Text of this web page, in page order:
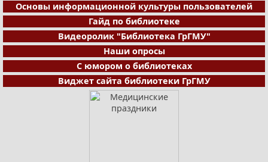
Основы информационной культуры пользователей
Гайд по библиотеке
Видеоролик "Библиотека ГрГМУ"
Наши опросы
С юмором о библиотеках
Виджет сайта библиотеки ГрГМУ